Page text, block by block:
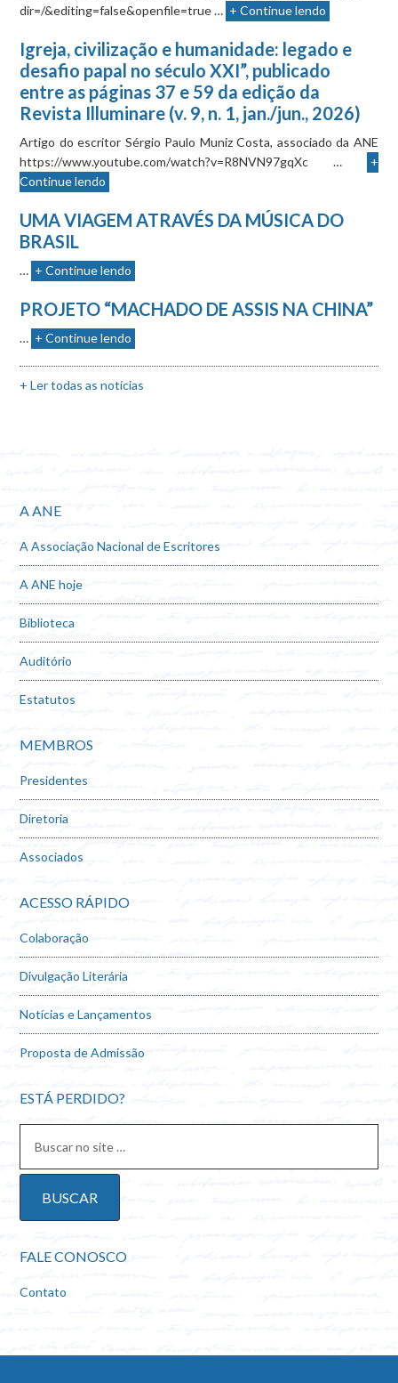
dir=/&editing=false&openfile=true … + Continue lendo
Igreja, civilização e humanidade: legado e
desafio papal no século XXI”, publicado
entre as páginas 37 e 59 da edição da
Revista Illuminare (v. 9, n. 1, jan./jun., 2026)
Artigo do escritor Sérgio Paulo Muniz Costa, associado da ANE
https://www.youtube.com/watch?v=R8NVN97gqXc …
+
Continue lendo
UMA VIAGEM ATRAVÉS DA MÚSICA DO
BRASIL
… + Continue lendo
PROJETO “MACHADO DE ASSIS NA CHINA”
… + Continue lendo
+ Ler todas as notícias
A ANE
A Associação Nacional de Escritores
A ANE hoje
Biblioteca
Auditório
Estatutos
MEMBROS
Presidentes
Diretoria
Associados
ACESSO RÁPIDO
Colaboração
Divulgação Literária
Notícias e Lançamentos
Proposta de Admissão
ESTÁ PERDIDO?
FALE CONOSCO
Contato